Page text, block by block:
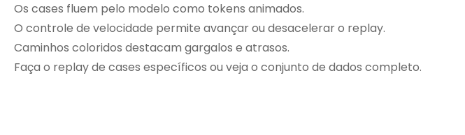
Os cases fluem pelo modelo como tokens animados.
O controle de velocidade permite avançar ou desacelerar o replay.
Caminhos coloridos destacam gargalos e atrasos.
Faça o replay de cases específicos ou veja o conjunto de dados completo.